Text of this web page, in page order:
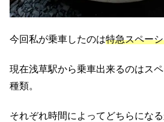
今回私が乗車したのは特急スペー
現在浅草駅から乗車出来るのはス
種類。
それぞれ時間によってどちらにな